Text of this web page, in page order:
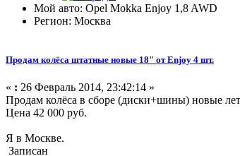
Мой авто: Opel Mokka Enjoy 1,8 AWD
Регион: Москва
Продам колёса штатные новые 18" от Enjoy 4 шт.
« : 26 Февраль 2014, 23:42:14 »
Продам колёса в сборе (диски+шины) новые
Цена 42 000 руб.
Я в Москве.
Записан